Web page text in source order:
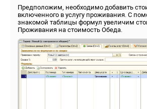
Предположим, необходимо добавить
включенного в услугу проживания. С
знакомой таблицы формул увеличим
Проживания на стоимость Обеда.